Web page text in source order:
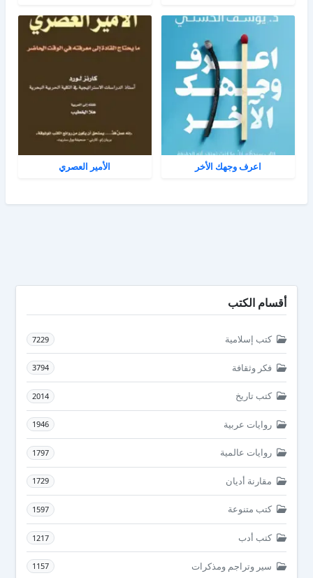
اعرف وجهك الأخر الأمير العصري
أقسام الكتب
كتب إسلامية 7229
فكر وثقافة 3794
كتب تاريخ 2014
روايات عربية 1946
روايات عالمية 1797
مقارنة أديان 1729
كتب متنوعة 1597
كتب أدب 1217
سير وتراجم ومذكرات 1157